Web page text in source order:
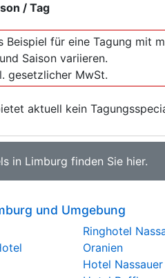
/ Tag
Beispiel für eine Tagung mit
Saison variieren.
gesetzlicher MwSt.
aktuell kein
in Limburg finden Sie hier.
und Umgebung
Ringhotel
Oranien
Hotel